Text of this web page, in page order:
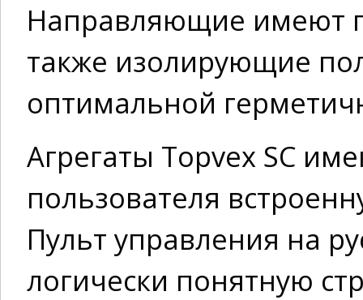
Направляющие имеют
также изолирующие
оптимальной
Агрегаты Topvex SC
пользователя
Пульт управления на
логически понятную